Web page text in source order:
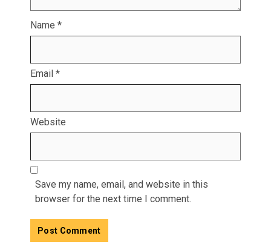
Name *
Email *
Website
Save my name, email, and website in this
browser for the next time I comment.